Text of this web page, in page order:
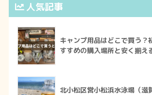
人気記事
キャンプ用品はどこで買う？
すすめの購入場所と安く揃え
北小松区営小松浜水泳場（滋